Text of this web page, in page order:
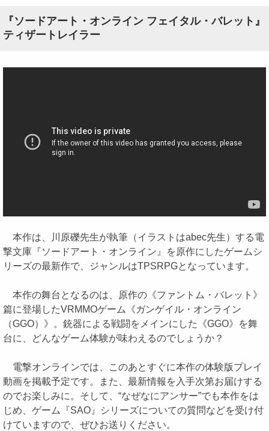
『ソードアート・オンライン フェイタル・バレット』
ティザートレイラー
本作は、川原礫先生が執筆（イラストはabec先生）する電
撃文庫『ソードアート・オンライン』を原作にしたゲームシ
リーズの最新作で、ジャンルはTPSRPGとなっています。
本作の舞台となるのは、原作の《ファントム・バレット》
篇に登場したVRMMOゲーム《ガンゲイル・オンライン
（GGO）》。銃器による戦闘をメインにした《GGO》を舞
台に、どんなゲーム体験が味わえるのでしょうか？
電撃オンラインでは、このあとすぐに本作の体験版プレイ
動画を掲載予定です。また、最新情報を入手次第お届けする
のでお楽しみに。そして、“なぜなにアンサー”でも本作をは
じめ、ゲーム『SAO』シリーズについての質問などを受け付
けていますので、ぜひお送りください。